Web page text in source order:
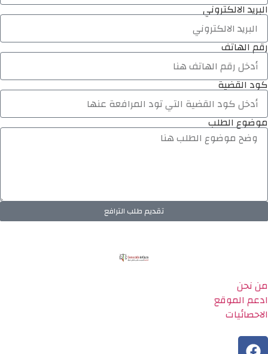
البريد الالكتروني
رقم الهاتف
كود القضية
موضوع الطلب
تقديم طلب الترافع
من نحن
ادعم الموقع
الاحصائيات